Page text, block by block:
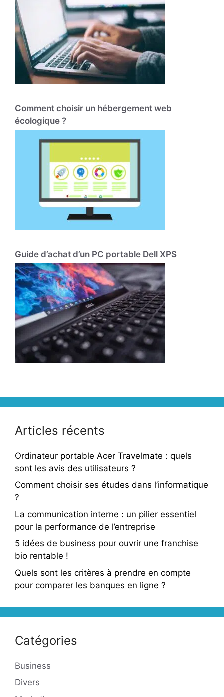
Comment choisir un hébergement web
écologique ?
Guide d’achat d’un PC portable Dell XPS
Articles récents
Ordinateur portable Acer Travelmate : quels
sont les avis des utilisateurs ?
Comment choisir ses études dans l’informatique
?
La communication interne : un pilier essentiel
pour la performance de l’entreprise
5 idées de business pour ouvrir une franchise
bio rentable !
Quels sont les critères à prendre en compte
pour comparer les banques en ligne ?
Catégories
Business
Divers